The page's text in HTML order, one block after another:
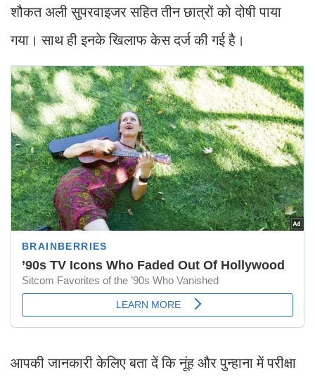
शौकत अली सुपरवाइजर सहित तीन छात्रों को दोषी पाया
गया। साथ ही इनके खिलाफ केस दर्ज की गई है।
आपकी जानकारी केलिए बता दें कि नूंह और पुन्हाना में परीक्षा